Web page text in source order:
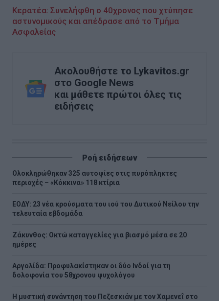
Κερατέα: Συνελήφθη ο 40χρονος που χτύπησε
αστυνομικούς και απέδρασε από το Τμήμα
Ασφαλείας
Ακολουθήστε το Lykavitos.gr
στο Google News
και μάθετε πρώτοι όλες τις
ειδήσεις
Ροή ειδήσεων
Ολοκληρώθηκαν 325 αυτοψίες στις πυρόπληκτες
περιοχές – «Κόκκινα» 118 κτίρια
ΕΟΔΥ: 23 νέα κρούσματα του ιού του Δυτικού Νείλου την
τελευταία εβδομάδα
Ζάκυνθος: Οκτώ καταγγελίες για βιασμό μέσα σε 20
ημέρες
Αργολίδα: Προφυλακίστηκαν οι δύο Ινδοί για τη
δολοφονία του 58χρονου ψυχολόγου
Η μυστική συνάντηση του Πεζεσκιάν με τον Χαμενεΐ στο